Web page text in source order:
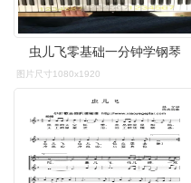
虫儿飞零基础一分钟学钢琴
图片尺寸1080x1920